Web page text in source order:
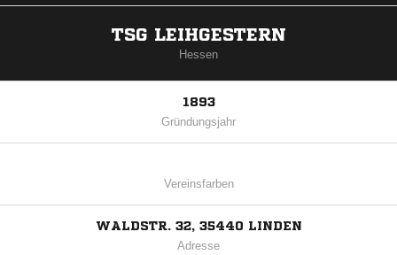
TSG LEIHGESTERN
Hessen
1893
Gründungsjahr
Vereinsfarben
WALDSTR. 32, 35440 LINDEN
Adresse